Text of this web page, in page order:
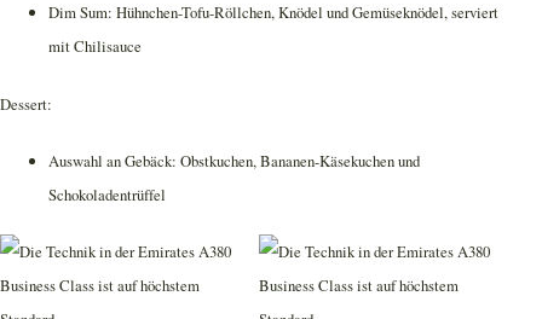
Dim Sum: Hühnchen-Tofu-Röllchen, Knödel und Gemüseknödel, serviert
mit Chilisauce
Dessert:
Auswahl an Gebäck: Obstkuchen, Bananen-Käsekuchen und
Schokoladentrüffel